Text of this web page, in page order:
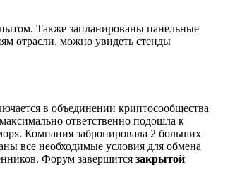
Также запланированы панельные
отрасли, можно увидеть стенды
в объединении криптосообщества
ответственно подошла к
Компания забронировала 2 больших
все необходимые условия для обмена
Форум завершится закрытой